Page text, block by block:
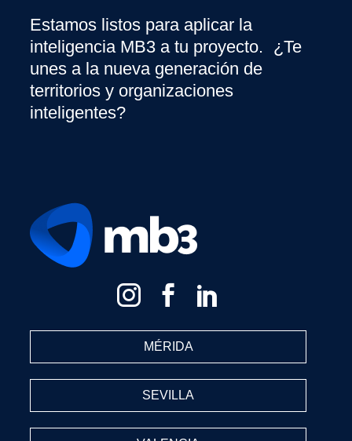
Estamos listos para aplicar la
inteligencia MB3 a tu proyecto. ¿Te
unes a la nueva generación de
territorios y organizaciones
inteligentes?
MÉRIDA
SEVILLA